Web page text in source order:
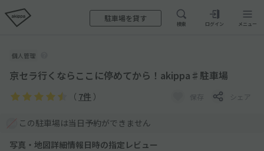
駐車場を貸す
検索 ログイン メニュー
個人管理
京セラ行くならここに停めてから！akippa♯駐車場
（ 7件 ） 保存 シェア
この駐車場は当日予約ができません
写真・地図詳細情報日時の指定 レビュー